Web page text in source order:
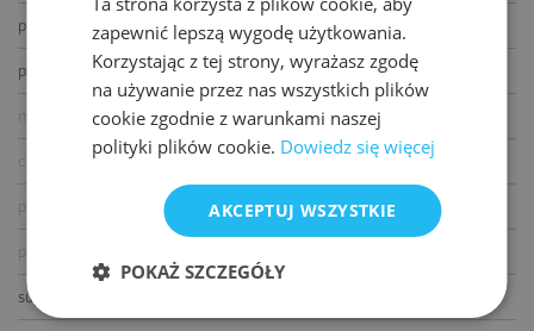
parking dla gości
parking dla rowerów
myjnia samochodowa
supermarket
ENGLISH
zapewnić lepszą wygodę użytkowania.
Korzystając z tej strony, wyrażasz zgodę
na używanie przez nas wszystkich plików
cookie zgodnie z warunkami naszej
polityki plików cookie. Dowiedz się więcej
AKCEPTUJ WSZYSTKIE
POKAŻ SZCZEGÓŁY